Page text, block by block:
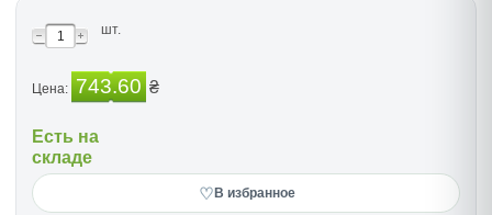
шт.
Цена: 743.60 ₴
Есть на
складе
♡ В избранное